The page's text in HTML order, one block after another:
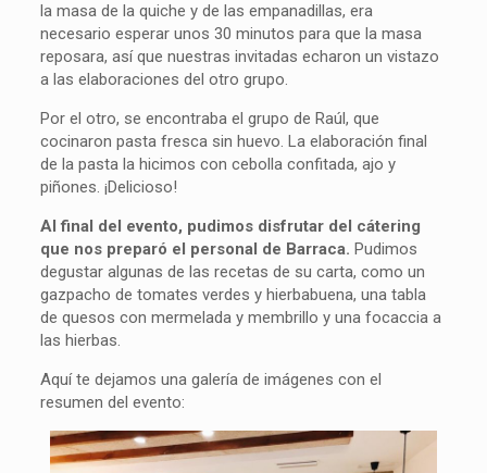
la masa de la quiche y de las empanadillas, era
necesario esperar unos 30 minutos para que la masa
reposara, así que nuestras invitadas echaron un vistazo
a las elaboraciones del otro grupo.
Por el otro, se encontraba el grupo de Raúl, que
cocinaron pasta fresca sin huevo. La elaboración final
de la pasta la hicimos con cebolla confitada, ajo y
piñones. ¡Delicioso!
Al final del evento, pudimos disfrutar del cátering
que nos preparó el personal de Barraca. Pudimos
degustar algunas de las recetas de su carta, como un
gazpacho de tomates verdes y hierbabuena, una tabla
de quesos con mermelada y membrillo y una focaccia a
las hierbas.
Aquí te dejamos una galería de imágenes con el
resumen del evento: